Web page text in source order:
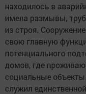
находилось в
имела размывы,
из строя.
свою главную
потенциального
домов, где
социальные
служил